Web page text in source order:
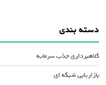
دسته بندی
کلاهبرداری جذب سرمایه
بازاریابی شبکه ای